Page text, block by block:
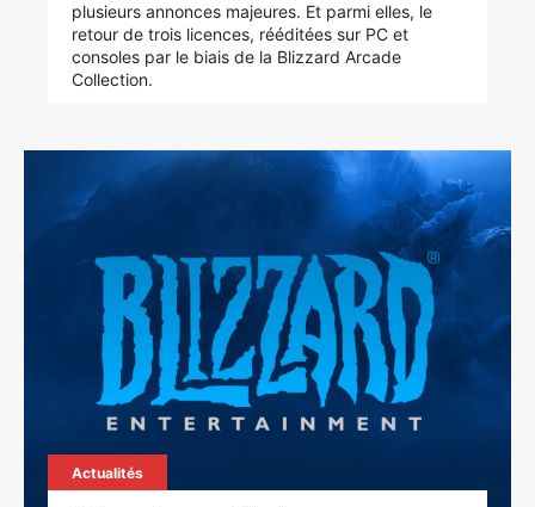
plusieurs annonces majeures. Et parmi elles, le
retour de trois licences, rééditées sur PC et
consoles par le biais de la Blizzard Arcade
Collection.
Actualités